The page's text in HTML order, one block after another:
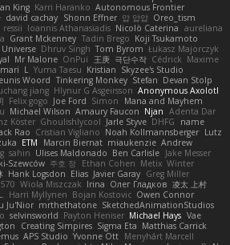
King Karri Haranko Autonomous Frontier
david cachay Shonn Effner 얍 얍얍 Oreo_tism
ressii Ioannis Athanasiadis Nicolò Caterina aureliana
Grant Mckenney Tadin Brego Koji Tsukamoto
Dhruv Singh Tom Byrom Łukasz Majorczyk
Mr Malone OnPui 王庚 극단수작 Cédrick Maxime
L Yuma Taesu Kristian Skyzee's Studio
Woord Tinkering Monkey Stefan Devan Stolp
jiang Hlynur G Asgeirsson Anonymous Axolotl
Felix gogo Joe Ford Simon
Mana and Mayhem
Michael Wilson Amaury Faucon Njan Adenta Dar
Köster Ghoulishlycool Jarle Styve DHFG
name
Rao Cristian Vigliano Noah Kollmannsberger Lutz
ETM Marcin Biernat miaukenzie Andrew
sahin Ulises Maldonado Ben Carlisle Jake Messer
Szewców 주호 정 Ethan Cohen Metix Winter
Hank Logsdon Elias Javier Garay Greg Miller
Wiola Miszczak Irina Олег Гладков 凌太 上村
Harri Myllynen Bojan Kostovic Owen Connor
Ju'Nior mrthethatone SketchedAnimationStudios
selvinsworld Payton Heniser Michael Hays Vae
Creating Simpires Sigma Eta Matthias Carrick
APS Studio Yvonne Ott Menyhárt Marcell